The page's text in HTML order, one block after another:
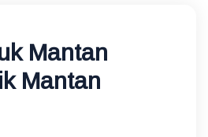
Mantan
Mantan